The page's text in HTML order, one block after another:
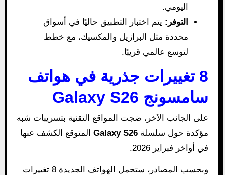
اليومي.
التوفر: يتم اختبار التطبيق حاليًا في أسواق
محددة مثل البرازيل والمكسيك، مع خطط
لتوسع عالمي قريبًا.
8 تغييرات جذرية في هواتف
سامسونج Galaxy S26
على الجانب الآخر، ضجت المواقع التقنية بتسريبات شبه
مؤكدة حول سلسلة Galaxy S26المتوقع الكشف عنها
في أواخر فبراير 2026.
وبحسب المصادر، ستحمل الهواتف الجديدة 8 تغييرات